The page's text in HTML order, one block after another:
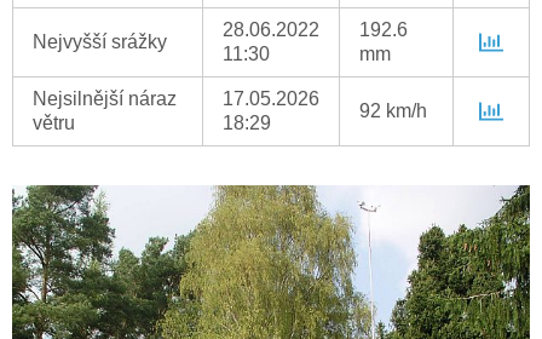
Nejvyšší srážky
28.06.2022
11:30
192.6
mm
Nejsilnější náraz
větru
17.05.2026
18:29
92 km/h